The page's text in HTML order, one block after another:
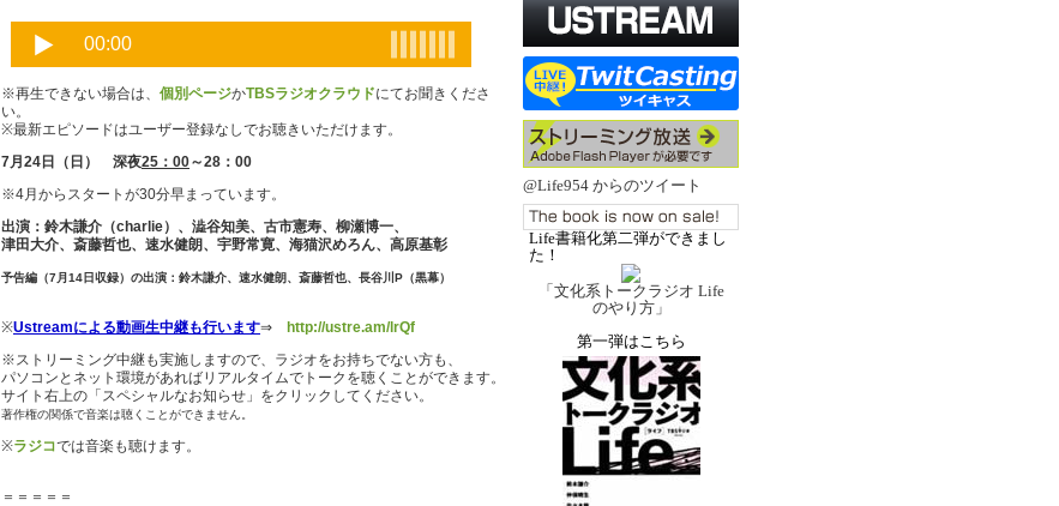
@Life954 からのツイート
Life書籍化第二弾ができまし
た！
「文化系トークラジオ Life
のやり方」
第一弾はこちら
※再生できない場合は、 個別ページかTBSラジオクラウドにてお聞きくださ
い。
※最新エピソードはユーザー登録なしでお聴きいただけます。
7月24日（日） 深夜25：00～28：00
※4月からスタートが30分早まっています。
出演：鈴木謙介（charlie）、澁谷知美、古市憲寿、柳瀬博一、
津田大介、斎藤哲也、速水健朗、宇野常寛、海猫沢めろん、高原基彰
予告編（7月14日収録）の出演：鈴木謙介、速水健朗、斎藤哲也、長谷川P（黒幕）
※Ustreamによる動画生中継も行います⇒
http://ustre.am/lrQf
※ストリーミング中継も実施しますので、ラジオをお持ちでない方も、
パソコンとネット環境があればリアルタイムでトークを聴くことができます。
サイト右上の「スペシャルなお知らせ」をクリックしてください。
著作権の関係で音楽は聴くことができません。
※ラジコでは音楽も聴けます。
＝＝＝＝＝